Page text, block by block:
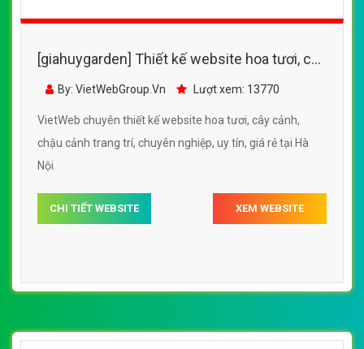
[giahuygarden] Thiết kế website hoa tươi, cây
cảnh, chậu cảnh trang trí
By: VietWebGroup.Vn Lượt xem: 13770
VietWeb chuyên thiết kế website hoa tươi, cây cảnh,
chậu cảnh trang trí, chuyên nghiệp, uy tín, giá rẻ tại Hà
Nội
CHI TIẾT WEBSITE XEM WEBSITE